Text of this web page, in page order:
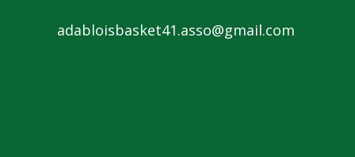
adabloisbasket41.asso@gmail.com